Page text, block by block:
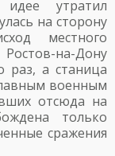
идее утратил
на сторону
местного
на-Дону
раз, а станица
военным
отсюда на
только
сражения